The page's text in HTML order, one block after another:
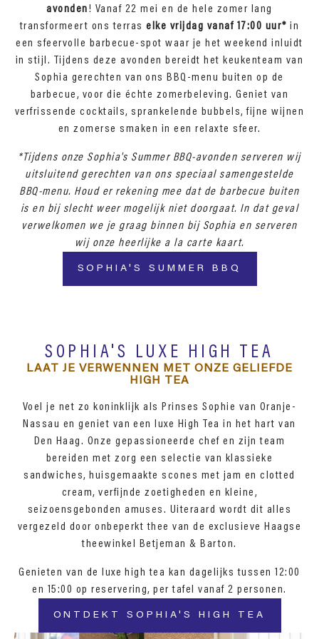
avonden! Vanaf 22 mei en de hele zomer lang
transformeert ons terraselke vrijdag vanaf 17:00 uur* in
een sfeervolle barbecue-spot waar je het weekend inluidt
in stijl. Tijdens deze avonden bereidt het keukenteam van
Sophia gerechten van ons BBQ-menu buiten op de
barbecue, voor die échte zomerbeleving. Geniet van
verfrissende cocktails, sprankelende bubbels, fijne wijnen
en zomerse smaken in een relaxte sfeer.
*Tijdens onze Sophia's Summer BBQ-avonden serveren wij
uitsluitend gerechten van ons speciaal samengestelde
BBQ-menu. Houd er rekening mee dat de barbecue buiten
is en bij slecht weer mogelijk niet doorgaat. In dat geval
verwelkomen we je graag binnen bij Sophia en serveren
wij onze heerlijke a la carte kaart.
SOPHIA'S SUMMER BBQ
SOPHIA'S LUXE HIGH TEA
LAAT JE VERWENNEN MET ONZE GELIEFDE
HIGH TEA
Voel je net zo koninklijk als Prinses Sophie van Oranje-
Nassau en geniet van een luxe High Tea in het hart van
Den Haag. Onze gepassioneerde chef en zijn team
bereiden met zorg een selectie van klassieke
sandwiches, huisgemaakte scones met jam en clotted
cream, verfijnde zoetigheden en kleine,
seizoensgebonden amuses. Uiteraard wordt dit alles
vergezeld door onbeperkt thee van de exclusieve Haagse
theewinkel Betjeman & Barton.
Genieten van de luxe high tea kan dagelijks tussen 12:00
en 15:00 op reservering, per tafel vanaf 2 personen.
ONTDEKT SOPHIA'S HIGH TEA